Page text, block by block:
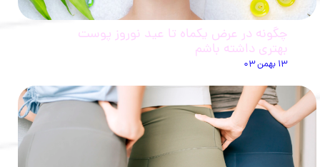
چگونه در عرض یکماه تا عید نوروز پوست
بهتری داشته باشم
۱۳ بهمن ۰۳